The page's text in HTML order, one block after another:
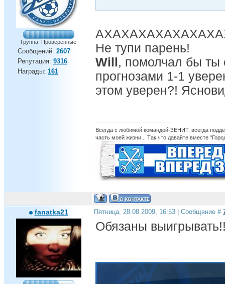
Группа: Проверенные
Сообщений: 2607
Репутация: 9316
Награды: 161
Не тупи парень!
Will , помолчал бы ты
прогнозами 1-1
этом уверен?!
Всегда с любимой командой-ЗЕНИТ, всегда
часть моей жизни... Так что давайте вместе
fanatka21 Пятница, 28.08.2009, 16:53 | Сообщение #
Обязаны